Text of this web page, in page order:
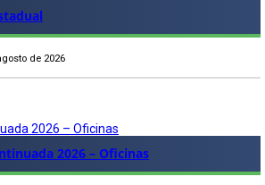
de 2026
2026 – Oficinas
2026 – Oficinas